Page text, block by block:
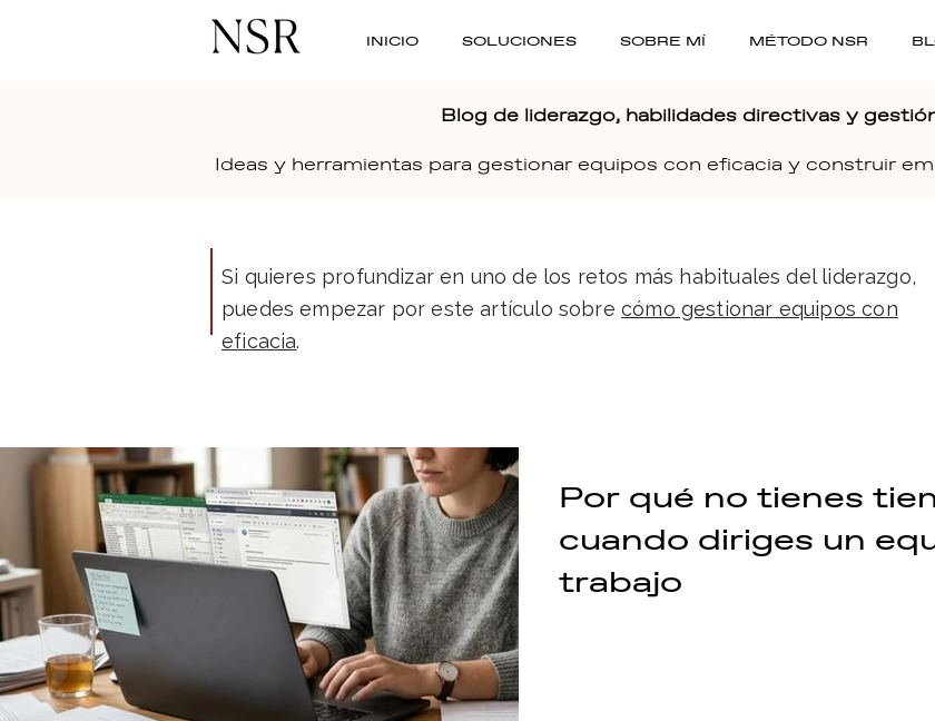
INICIO SOLUCIONES SOBRE MÍ MÉTODO NSR
Blog de liderazgo, habilidades directivas y
Ideas y herramientas para gestionar equipos con eficacia y construir
Si quieres profundizar en uno de los retos más habituales del liderazgo,
puedes empezar por este artículo sobrecómo gestionar equipos con
eficacia.
Por qué no tienes
cuando diriges un
trabajo